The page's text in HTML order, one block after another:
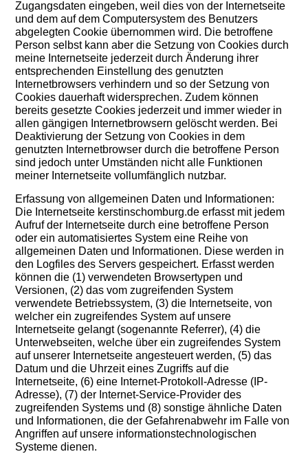
Zugangsdaten eingeben, weil dies von der Internetseite
und dem auf dem Computersystem des Benutzers
abgelegten Cookie übernommen wird. Die betroffene
Person selbst kann aber die Setzung von Cookies durch
meine Internetseite jederzeit durch Änderung ihrer
entsprechenden Einstellung des genutzten
Internetbrowsers verhindern und so der Setzung von
Cookies dauerhaft widersprechen. Zudem können
bereits gesetzte Cookies jederzeit und immer wieder in
allen gängigen Internetbrowsern gelöscht werden. Bei
Deaktivierung der Setzung von Cookies in dem
genutzten Internetbrowser durch die betroffene Person
sind jedoch unter Umständen nicht alle Funktionen
meiner Internetseite vollumfänglich nutzbar.
Erfassung von allgemeinen Daten und Informationen:
Die Internetseite kerstinschomburg.de erfasst mit jedem
Aufruf der Internetseite durch eine betroffene Person
oder ein automatisiertes System eine Reihe von
allgemeinen Daten und Informationen. Diese werden in
den Logfiles des Servers gespeichert. Erfasst werden
können die (1) verwendeten Browsertypen und
Versionen, (2) das vom zugreifenden System
verwendete Betriebssystem, (3) die Internetseite, von
welcher ein zugreifendes System auf unsere
Internetseite gelangt (sogenannte Referrer), (4) die
Unterwebseiten, welche über ein zugreifendes System
auf unserer Internetseite angesteuert werden, (5) das
Datum und die Uhrzeit eines Zugriffs auf die
Internetseite, (6) eine Internet-Protokoll-Adresse (IP-
Adresse), (7) der Internet-Service-Provider des
zugreifenden Systems und (8) sonstige ähnliche Daten
und Informationen, die der Gefahrenabwehr im Falle von
Angriffen auf unsere informationstechnologischen
Systeme dienen.